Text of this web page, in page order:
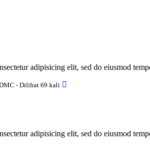
adipisicing elit, sed do eiusmod
- Dilihat 69 kali
adipisicing elit, sed do eiusmod